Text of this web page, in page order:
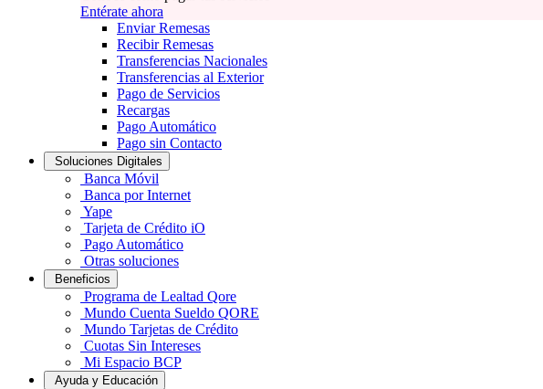
Entérate ahora
Enviar Remesas
Recibir Remesas
Transferencias Nacionales
Transferencias al Exterior
Pago de Servicios
Recargas
Pago Automático
Pago sin Contacto
Soluciones Digitales
Banca Móvil
Banca por Internet
Yape
Tarjeta de Crédito iO
Pago Automático
Otras soluciones
Beneficios
Programa de Lealtad Qore
Mundo Cuenta Sueldo QORE
Mundo Tarjetas de Crédito
Cuotas Sin Intereses
Mi Espacio BCP
Ayuda y Educación